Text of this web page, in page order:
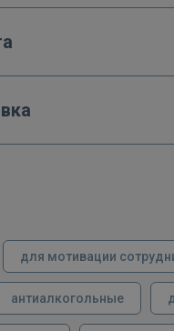
для мотивации
антиалкогольные